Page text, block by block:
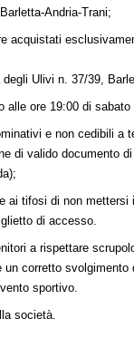
Andria-Trani;
acquistati
Ulivi n. 37/39,
alle ore 19:00 di sabato
e non cedibili a
di valido documento
ai tifosi di non mettersi
di accesso.
a rispettare
corretto svolgimento
sportivo.
società.